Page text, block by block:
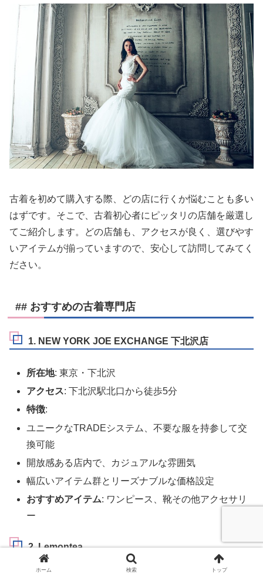
古着を初めて購入する際、どの店に行くか悩むことも多い
はずです。そこで、古着初心者にピッタリの店舗を厳選し
てご紹介します。どの店舗も、アクセスが良く、選びやす
いアイテムが揃っていますので、安心して訪問してみてく
ださい。
## おすすめの古着専門店
1. NEW YORK JOE EXCHANGE 下北沢店
所在地: 東京・下北沢
アクセス: 下北沢駅北口から徒歩5分
特徴:
ユニークなTRADEシステム、不要な服を持参して交
換可能
開放感ある店内で、カジュアルな雰囲気
幅広いアイテム群とリーズナブルな価格設定
おすすめアイテム: ワンピース、靴その他アクセサリ
ー
2. Lemontea
ホーム 検索 トップ